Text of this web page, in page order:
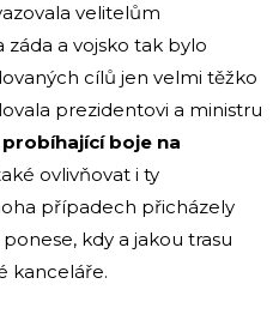
velitelům
a vojsko tak bylo
cílů jen velmi těžko
prezidentovi a ministru
boje na
ovlivňovat i ty
případech přicházely
kdy a jakou trasu
kanceláře.